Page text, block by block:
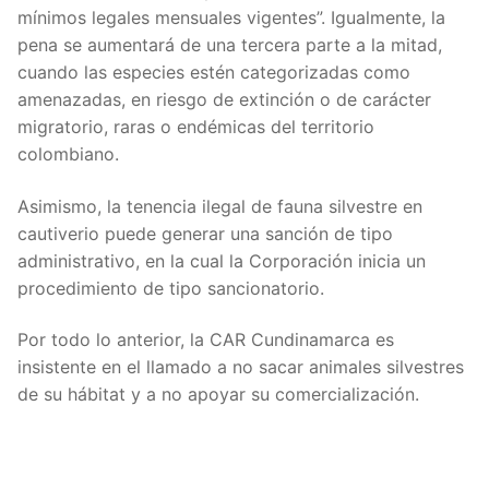
mínimos legales mensuales vigentes”. Igualmente, la
pena se aumentará de una tercera parte a la mitad,
cuando las especies estén categorizadas como
amenazadas, en riesgo de extinción o de carácter
migratorio, raras o endémicas del territorio
colombiano.
Asimismo, la tenencia ilegal de fauna silvestre en
cautiverio puede generar una sanción de tipo
administrativo, en la cual la Corporación inicia un
procedimiento de tipo sancionatorio.
Por todo lo anterior, la CAR Cundinamarca es
insistente en el llamado a no sacar animales silvestres
de su hábitat y a no apoyar su comercialización.